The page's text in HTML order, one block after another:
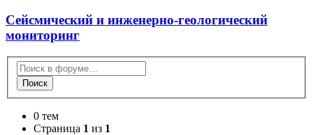
Сейсмический и инженерно-геологический
мониторинг
Поиск
0 тем
Страница 1 из 1